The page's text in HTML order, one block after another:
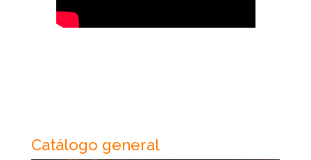
Catálogo general